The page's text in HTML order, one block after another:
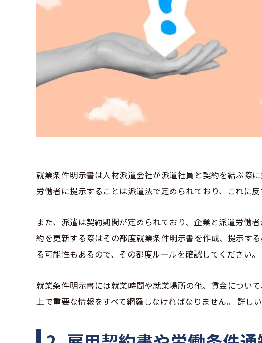
就業条件明示書は人材派遣会社が派遣社員と契約を結ぶ際
労働者に提示することは派遣法で定められており、これに
また、派遣は契約期間が定められており、企業と派遣労働
約を更新する際はその都度就業条件明示書を作成、提示す
る可能性もあるので、その都度ルールを確認してください。
就業条件明示書には就業時間や就業場所の他、賃金につい
上で重要な情報をすべて網羅しなければなりません。 詳し